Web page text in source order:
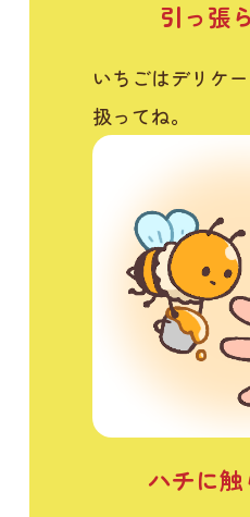
引っ張
いちごはデリケ
扱ってね。
ハチに